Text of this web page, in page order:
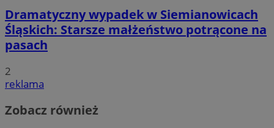
Dramatyczny wypadek w Siemianowicach
Śląskich: Starsze małżeństwo potrącone na
pasach
2
reklama
Zobacz również